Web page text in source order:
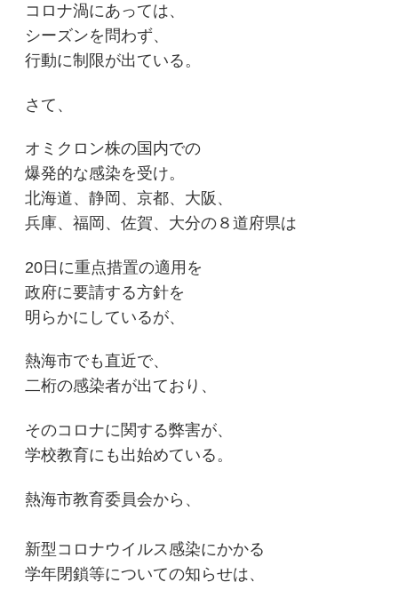
コロナ渦にあっては、
シーズンを問わず、
行動に制限が出ている。
さて、
オミクロン株の国内での
爆発的な感染を受け。
北海道、静岡、京都、大阪、
兵庫、福岡、佐賀、大分の８道府県は
20日に重点措置の適用を
政府に要請する方針を
明らかにしているが、
熱海市でも直近で、
二桁の感染者が出ており、
そのコロナに関する弊害が、
学校教育にも出始めている。
熱海市教育委員会から、
新型コロナウイルス感染にかかる
学年閉鎖等についての知らせは、